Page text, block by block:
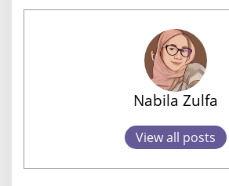
Nabila Zulfa
View all posts